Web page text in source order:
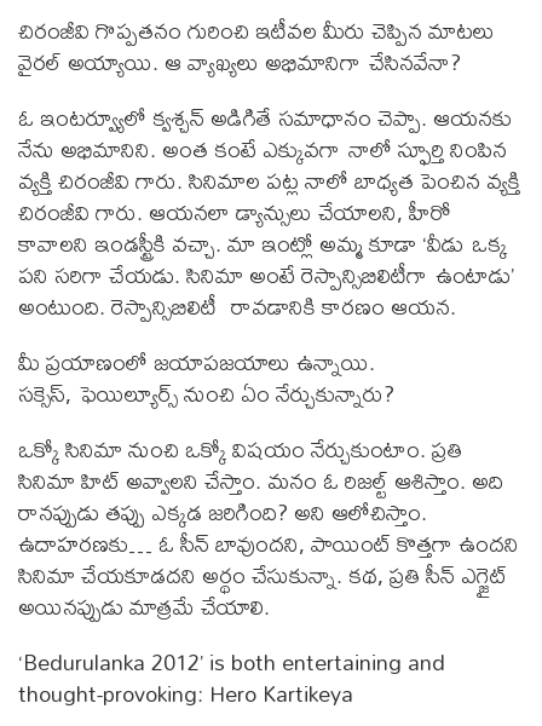
చిరంజీవి గొప్పతనం గురించి ఇటీవల మీరు చెప్పిన మాటలు
వైరల్ అయ్యాయి. ఆ వ్యాఖ్యలు అభిమానిగా చేసినవేనా?
ఓ ఇంటర్వ్యూలో క్వశ్చన్ అడిగితే సమాధానం చెప్పా. ఆయనకు
నేను అభిమానిని. అంత కంటే ఎక్కువగా నాలో స్ఫూర్తి నింపిన
వ్యక్తి చిరంజీవి గారు. సినిమాల పట్ల నాలో బాధ్యత పెంచిన వ్యక్తి
చిరంజీవి గారు. ఆయనలా డ్యాన్సులు చేయాలని, హీరో
కావాలని ఇండస్ట్రీకి వచ్చా. మా ఇంట్లో అమ్మ కూడా ‘వీడు ఒక్క
పని సరిగా చేయడు. సినిమా అంటే రెస్పాన్సిబిలిటీగా ఉంటాడు’
అంటుంది. రెస్పాన్సిబిలిటీ రావడానికి కారణం ఆయన.
మీ ప్రయాణంలో జయాపజయాలు ఉన్నాయి.
సక్సెస్, ఫెయిల్యూర్స్ నుంచి ఏం నేర్చుకున్నారు?
ఒక్కో సినిమా నుంచి ఒక్కో విషయం నేర్చుకుంటాం. ప్రతి
సినిమా హిట్ అవ్వాలని చేస్తాం. మనం ఓ రిజల్ట్ ఆశిస్తాం. అది
రానప్పుడు తప్పు ఎక్కడ జరిగింది? అని ఆలోచిస్తాం.
ఉదాహరణకు… ఓ సీన్ బావుందని, పాయింట్ కొత్తగా ఉందని
సినిమా చేయకూడదని అర్థం చేసుకున్నా. కథ, ప్రతి సీన్ ఎగ్జైట్
అయినప్పుడు మాత్రమే చేయాలి.
‘Bedurulanka 2012’ is both entertaining and
thought-provoking: Hero Kartikeya